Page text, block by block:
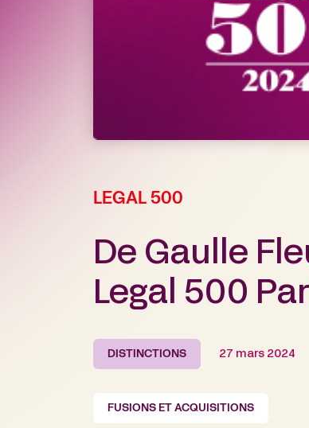
LEGAL 500
De Gaulle
Legal 500
DISTINCTIONS 27 mars 2024
FUSIONS ET ACQUISITIONS